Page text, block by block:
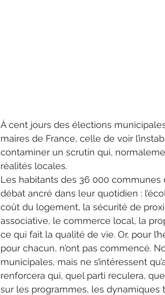
À cent jours des élections
maires de France, celle de voir
contaminer un scrutin qui,
réalités locales.
Les habitants des 36 000
débat ancré dans leur quotidien :
coût du logement, la sécurité de
associative, le commerce local, la
ce qui fait la qualité de vie. Or, pour
pour chacun, n’ont pas commencé.
municipales, mais ne s’intéressent
renforcera qui, quel parti reculera,
sur les programmes, les